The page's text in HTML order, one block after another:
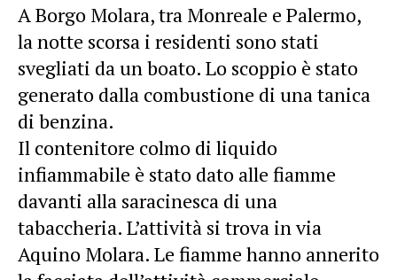
A Borgo Molara, tra Monreale e Palermo,
la notte scorsa i residenti sono stati
svegliati da un boato. Lo scoppio è stato
generato dalla combustione di una tanica
di benzina.
Il contenitore colmo di liquido
infiammabile è stato dato alle fiamme
davanti alla saracinesca di una
tabaccheria. L’attività si trova in via
Aquino Molara. Le fiamme hanno annerito